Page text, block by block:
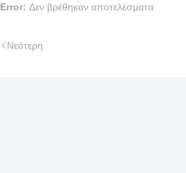
Error: Δεν βρέθηκαν αποτελέσματα
Νεότερη